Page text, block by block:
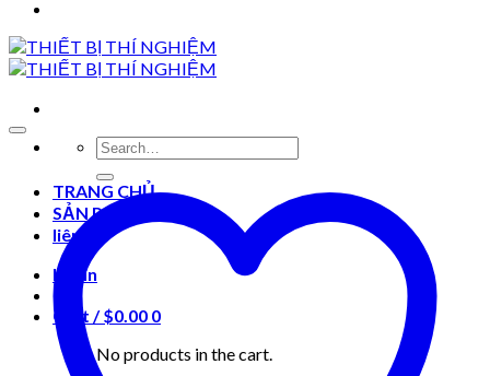
Search
for:
TRANG CHỦ
SẢN PHẨM
liên hệ
Login
Cart /$0.00 0
No products in the cart.